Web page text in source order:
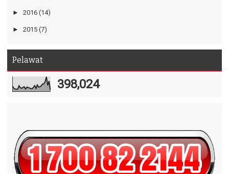
► 2016 (14)
► 2015 (7)
Pelawat
398,024